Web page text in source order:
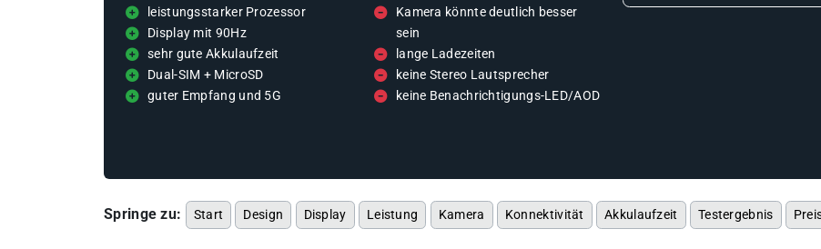
leistungsstarker Prozessor
Display mit 90Hz
sehr gute Akkulaufzeit
Dual-SIM + MicroSD
guter Empfang und 5G
Kamera könnte deutlich besser
sein
lange Ladezeiten
keine Stereo Lautsprecher
keine Benachrichtigungs-LED/AOD
Springe zu: Start Design Display Leistung Kamera Konnektivität Akkulaufzeit Testergebnis